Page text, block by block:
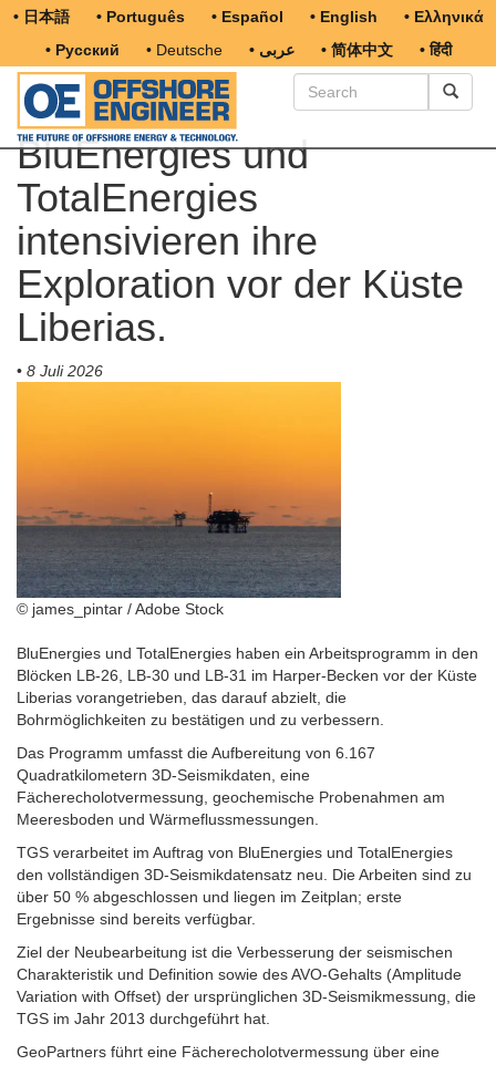
• 日本語 • Português • Español • English
• Ελληνικά
• Русский
• Deutsche • عربى • 简体中文 • हिंदी
BluEnergies und
TotalEnergies
intensivieren ihre
Exploration vor der Küste
Liberias.
• 8 Juli 2026
© james_pintar / Adobe Stock
BluEnergies und TotalEnergies haben ein Arbeitsprogramm in den
Blöcken LB-26, LB-30 und LB-31 im Harper-Becken vor der Küste
Liberias vorangetrieben, das darauf abzielt, die
Bohrmöglichkeiten zu bestätigen und zu verbessern.
Das Programm umfasst die Aufbereitung von 6.167
Quadratkilometern 3D-Seismikdaten, eine
Fächerecholotvermessung, geochemische Probenahmen am
Meeresboden und Wärmeflussmessungen.
TGS verarbeitet im Auftrag von BluEnergies und TotalEnergies
den vollständigen 3D-Seismikdatensatz neu. Die Arbeiten sind zu
über 50 % abgeschlossen und liegen im Zeitplan; erste
Ergebnisse sind bereits verfügbar.
Ziel der Neubearbeitung ist die Verbesserung der seismischen
Charakteristik und Definition sowie des AVO-Gehalts (Amplitude
Variation with Offset) der ursprünglichen 3D-Seismikmessung, die
TGS im Jahr 2013 durchgeführt hat.
GeoPartners führt eine Fächerecholotvermessung über eine